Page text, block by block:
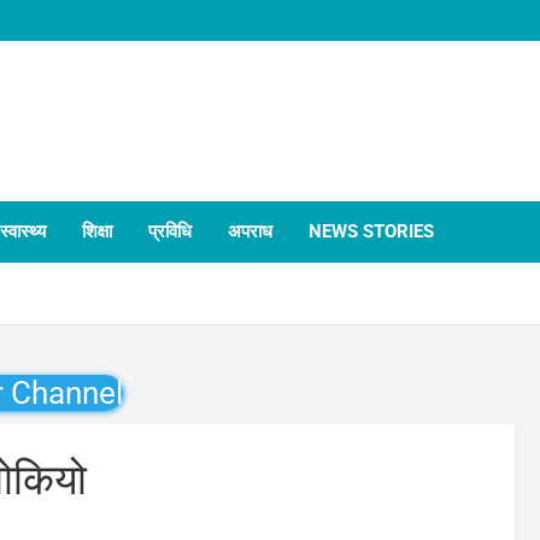
स्वास्थ्य शिक्षा प्रविधि अपराध NEWS STORIES